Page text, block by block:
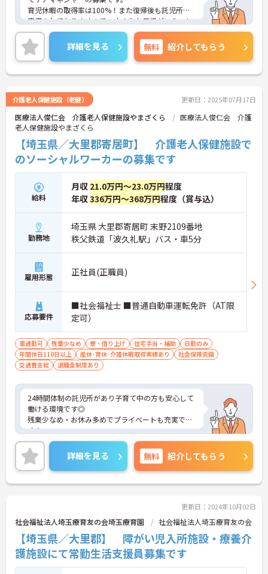
育児休暇の取得率は100%！また復帰後も託児所が
完備されておりますので、小さなお子様がいらっし
ゃる方も安心して働けます！
ご興味ある方には、面接対策ポイントなど、さらに
詳細をお話しいたしますのでお気軽にご相談くださ
い
詳細を見る 無料 紹介してもらう
介護老人保健施設（老健） 更新日：2025年07月17日
医療法人俊仁会 介護老人保健施設やまざくら
医療法人俊仁会 介護
老人保健施設やまざくら
【埼玉県／大里郡寄居町】 介護老人保健施設で
のソーシャルワーカーの募集です
給料
月収 21.0万円～23.0万円程度
年収336万円～368万円程度（賞与込）
勤務地
埼玉県 大里郡寄居町 末野2109番地
秩父鉄道「波久礼駅」バス・車5分
雇用形態 正社員(正職員)
応募要件
■社会福祉士 ■普通自動車運転免許（AT限
定可）
車通勤可 残業少なめ 寮・借り上げ 住宅手当・補助
日勤のみ
年間休日110日以上
産休･育休･介護休暇取得実績あり
社会保険完備
交通費支給
退職金制度あり
24時間体制の託児所があり子育て中の方も安心して
働ける環境です◎
残業少なめ・お休み多めでプライベートも充実で
す！
ご興味ある方には、面接対策ポイントなど、さらに
詳細をお話しいたしますのでお気軽にご相談くださ
い
詳細を見る 無料 紹介してもらう
更新日：2024年10月02日
社会福祉法人埼玉療育友の会埼玉療育園 社会福祉法人埼玉療育友の会
【埼玉県／大里郡】 障がい児入所施設・療養介
護施設にて常勤生活支援員募集です